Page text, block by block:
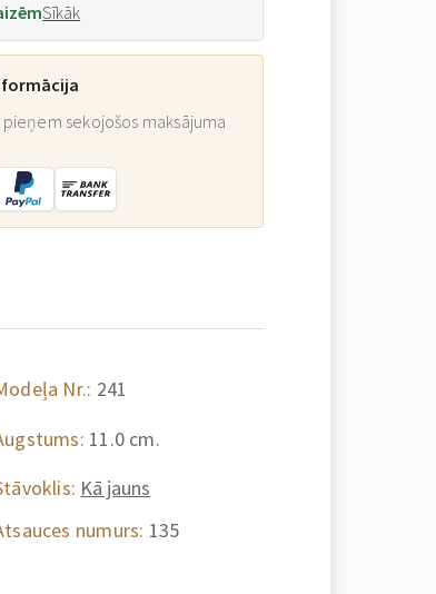
Sīkāk
sekojošos maksājuma
Nr.: 241
11.0 cm.
Kā jauns
numurs: 135